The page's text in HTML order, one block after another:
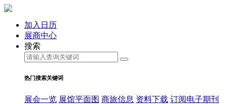
加入日历
展商中心
搜索
热门搜索关键词
展会一览 展馆平面图 商旅信息 资料下载 订阅电子期刊